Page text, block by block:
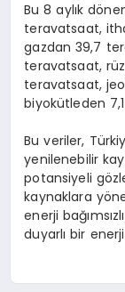
Bu 8 aylık
teravatsaat,
gazdan 39,7
teravatsaat,
teravatsaat,
biyokütleden
Bu veriler,
yenilenebilir
potansiyeli
kaynaklara
enerji
duyarlı bir